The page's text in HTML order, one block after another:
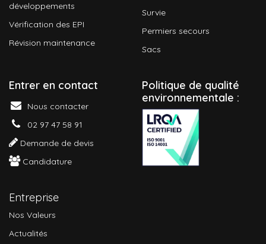
développements
Vérification des EPI
Révision maintenance
Survie
Permiers secours
Sacs
Entrer en contact
Nous contacter
02 97 47 58 91
Demande de devis
Candidature
Entreprise
Nos Valeurs
Actualités
Politique de qualité
environnementale :